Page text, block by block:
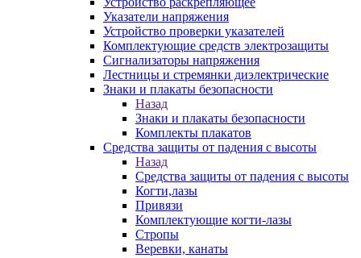
Указатели напряжения
Устройство проверки указателей
Комплектующие средств электрозащиты
Сигнализаторы напряжения
Лестницы и стремянки диэлектрические
Знаки и плакаты безопасности
Назад
Знаки и плакаты безопасности
Комплекты плакатов
Средства защиты от падения с высоты
Назад
Средства защиты от падения с высоты
Когти,лазы
Привязи
Комплектующие когти-лазы
Стропы
Веревки, канаты